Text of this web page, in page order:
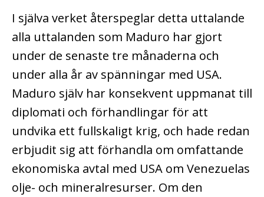
I själva verket återspeglar detta uttalande
alla uttalanden som Maduro har gjort
under de senaste tre månaderna och
under alla år av spänningar med USA.
Maduro själv har konsekvent uppmanat till
diplomati och förhandlingar för att
undvika ett fullskaligt krig, och hade redan
erbjudit sig att förhandla om omfattande
ekonomiska avtal med USA om Venezuelas
olje- och mineralresurser. Om den